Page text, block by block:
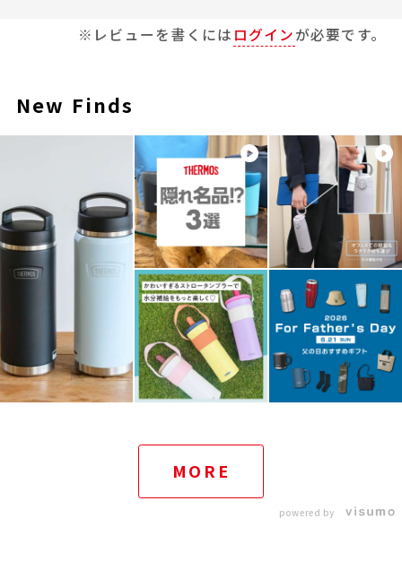
※レビューを書くには ログインが必要です。
New Finds
MORE
powered by